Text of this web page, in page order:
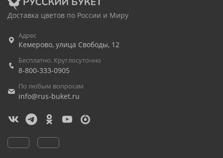
Доставка цветов по России и Миру
Адрес
Кемерово, улица Свободы, 12
Бесплатно. Круглосуточно
8-800-333-0905
По любым вопросам
info@rus-buket.ru